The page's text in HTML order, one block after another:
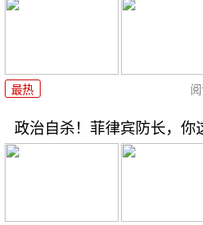
最热
政治自杀！菲律宾防长，你